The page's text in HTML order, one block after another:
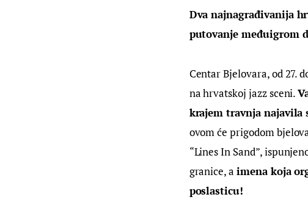
Dva najnagrađivanija
putovanje međuigrom
Centar Bjelovara, od
na hrvatskoj jazz sceni.
krajem travnja najavila
ovom će prigodom
“Lines In Sand”,
granice, a imena koja
poslasticu!